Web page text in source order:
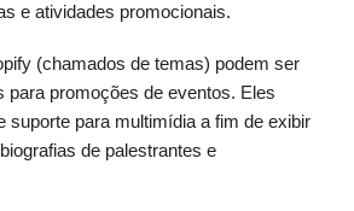
e atividades promocionais.
(chamados de temas) podem ser
para promoções de eventos. Eles
suporte para multimídia a fim de exibir
de palestrantes e